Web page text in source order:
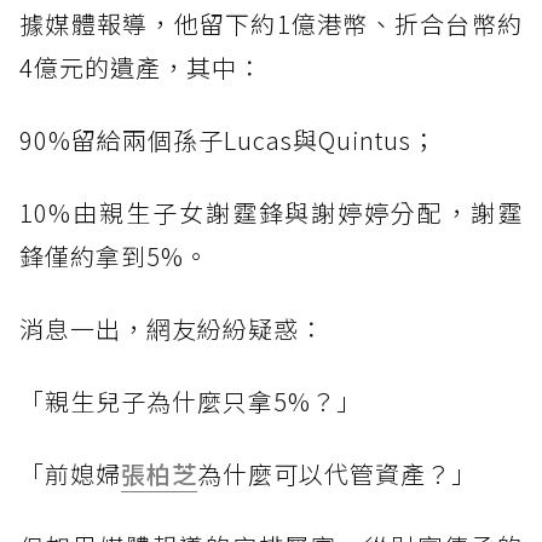
據媒體報導，他留下約1億港幣、折合台幣約
4億元的遺產，其中：
90%留給兩個孫子Lucas與Quintus；
10%由親生子女謝霆鋒與謝婷婷分配，謝霆
鋒僅約拿到5%。
消息一出，網友紛紛疑惑：
「親生兒子為什麼只拿5%？」
「前媳婦張柏芝為什麼可以代管資產？」